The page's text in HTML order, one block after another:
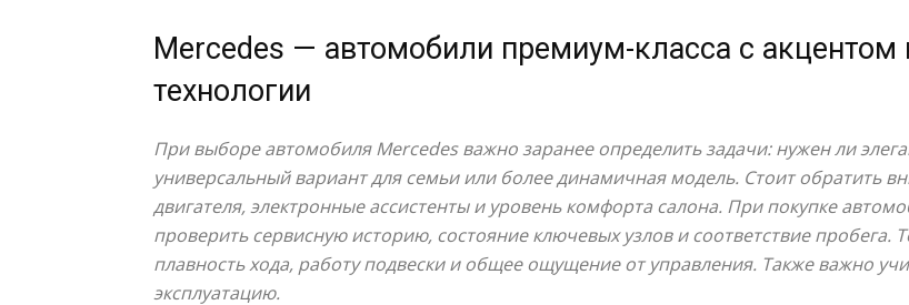
Mercedes — автомобили премиум-класса с акцентом
технологии
При выборе автомобиля Mercedes важно заранее определить задачи: нужен ли
универсальный вариант для семьи или более динамичная модель. Стоит обратить
двигателя, электронные ассистенты и уровень комфорта салона. При покупке
проверить сервисную историю, состояние ключевых узлов и соответствие пробега.
плавность хода, работу подвески и общее ощущение от управления. Также важно
эксплуатацию.